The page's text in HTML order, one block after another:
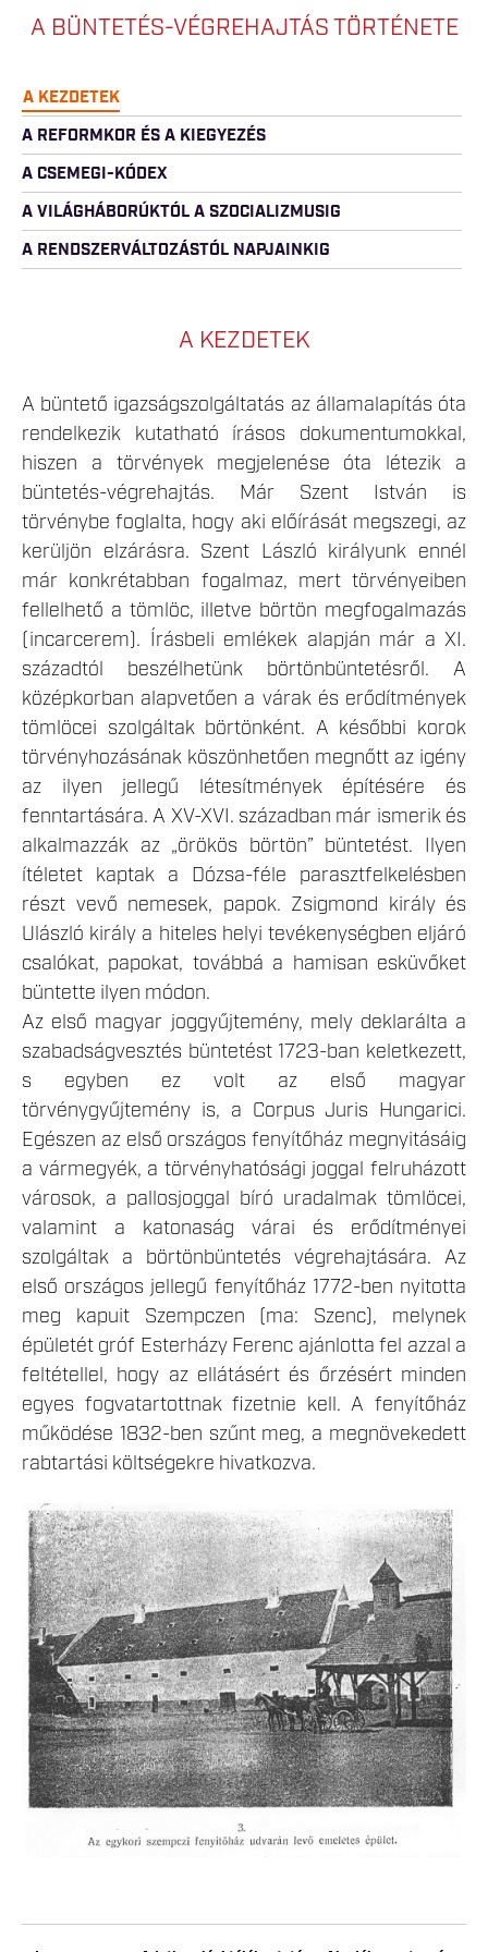
A BÜNTETÉS-VÉGREHAJTÁS TÖRTÉNETE
A KEZDETEK
A REFORMKOR ÉS A KIEGYEZÉS
A CSEMEGI-KÓDEX
A VILÁGHÁBORÚKTÓL A SZOCIALIZMUSIG
A RENDSZERVÁLTOZÁSTÓL NAPJAINKIG
A KEZDETEK
A büntető igazságszolgáltatás az államalapítás óta
rendelkezik kutatható írásos dokumentumokkal,
hiszen a törvények megjelenése óta létezik a
büntetés-végrehajtás. Már Szent István is
törvénybe foglalta, hogy aki előírását megszegi, az
kerüljön elzárásra. Szent László királyunk ennél
már konkrétabban fogalmaz, mert törvényeiben
fellelhető a tömlöc, illetve börtön megfogalmazás
(incarcerem). Írásbeli emlékek alapján már a XI.
századtól beszélhetünk börtönbüntetésről. A
középkorban alapvetően a várak és erődítmények
tömlöcei szolgáltak börtönként. A későbbi korok
törvényhozásának köszönhetően megnőtt az igény
az ilyen jellegű létesítmények építésére és
fenntartására. A XV-XVI. században már ismerik és
alkalmazzák az „örökös börtön” büntetést. Ilyen
ítéletet kaptak a Dózsa-féle parasztfelkelésben
részt vevő nemesek, papok. Zsigmond király és
Ulászló király a hiteles helyi tevékenységben eljáró
csalókat, papokat, továbbá a hamisan esküvőket
büntette ilyen módon.
Az első magyar joggyűjtemény, mely deklarálta a
szabadságvesztés büntetést 1723-ban keletkezett,
s egyben ez volt az első magyar
törvénygyűjtemény is, a Corpus Juris Hungarici.
Egészen az első országos fenyítőház megnyitásáig
a vármegyék, a törvényhatósági joggal felruházott
városok, a pallosjoggal bíró uradalmak tömlöcei,
valamint a katonaság várai és erődítményei
szolgáltak a börtönbüntetés végrehajtására. Az
első országos jellegű fenyítőház 1772-ben nyitotta
meg kapuit Szempczen (ma: Szenc), melynek
épületét gróf Esterházy Ferenc ajánlotta fel azzal a
feltétellel, hogy az ellátásért és őrzésért minden
egyes fogvatartottnak fizetnie kell. A fenyítőház
működése 1832-ben szűnt meg, a megnövekedett
rabtartási költségekre hivatkozva.